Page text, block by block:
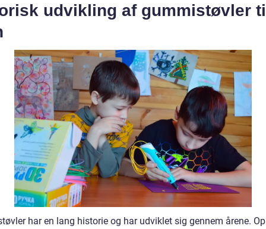
udvikling af gummistøvler
har en lang historie og har udviklet sig gennem årene.